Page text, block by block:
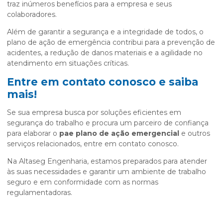
traz inúmeros benefícios para a empresa e seus
colaboradores.
Além de garantir a segurança e a integridade de todos, o
plano de ação de emergência contribui para a prevenção de
acidentes, a redução de danos materiais e a agilidade no
atendimento em situações críticas.
Entre em contato conosco e saiba
mais!
Se sua empresa busca por soluções eficientes em
segurança do trabalho e procura um parceiro de confiança
para elaborar o pae plano de ação emergencial e outros
serviços relacionados, entre em contato conosco.
Na Altaseg Engenharia, estamos preparados para atender
às suas necessidades e garantir um ambiente de trabalho
seguro e em conformidade com as normas
regulamentadoras.